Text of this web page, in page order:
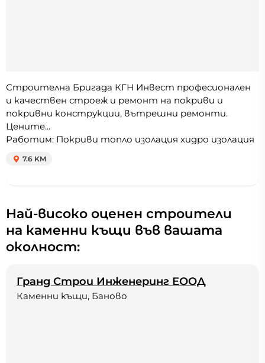
Строителна Бригада КГН Инвест професионален
и качествен строеж и ремонт на покриви и
покривни конструкции, вътрешни ремонти.
Цените...
Работим: Покриви топло изолация хидро изолация
7.6 KM
Най-високо оценен строители
на каменни къщи във вашата
околност:
Гранд Строи Инженеринг ЕООД
Каменни къщи, Баново